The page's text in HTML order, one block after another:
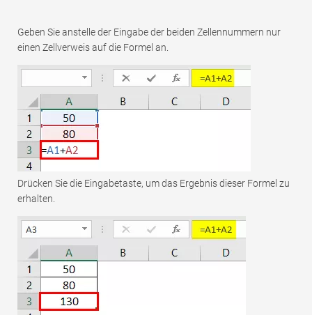
Geben Sie anstelle der Eingabe der beiden Zellennummern nur
einen Zellverweis auf die Formel an.
Drücken Sie die Eingabetaste, um das Ergebnis dieser Formel zu
erhalten.